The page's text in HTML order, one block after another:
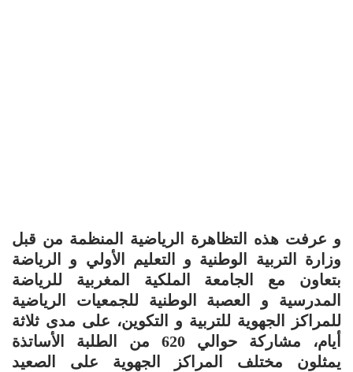
و عرفت هذه التظاهرة الرياضية المنظمة من قبل
وزارة التربية الوطنية و التعليم الأولي و الرياضة
بتعاون مع الجامعة الملكية المغربية للرياضة
المدرسية و العصبة الوطنية للجمعيات الرياضية
للمراكز الجهوية للتربية و التكوين، على مدى ثلاثة
أيام، مشاركة حوالي 620 من الطلبة الأساتذة
يمثلون مختلف المراكز الجهوية على الصعيد